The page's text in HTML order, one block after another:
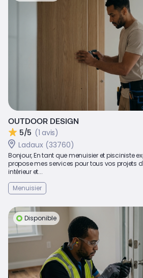
OUTDOOR DESIGN
5/5 (1 avis)
Ladaux (33760)
Bonjour, En tant que menuisier et pisciniste
propose mes services pour tous vos projets
intérieur et...
Menuisier
Disponible